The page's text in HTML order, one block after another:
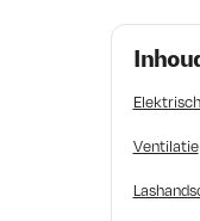
Ventilatie